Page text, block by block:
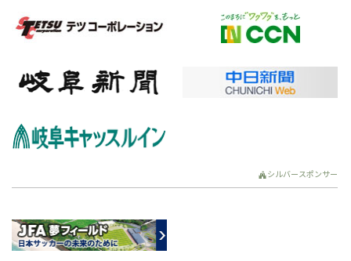
シルバースポンサー